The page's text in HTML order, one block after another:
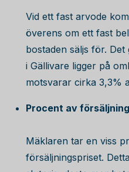
Vid ett fast arvode
överens om ett fast
bostaden säljs för.
i Gällivare ligger på
motsvarar cirka 3,3%
Procent av
Mäklaren tar en viss
försäljningspriset.